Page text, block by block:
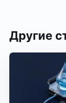
Другие